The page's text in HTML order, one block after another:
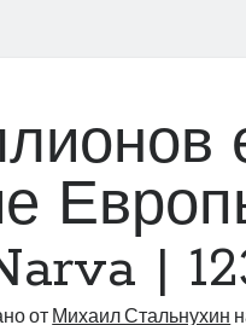
|
от Михаил Стальнухин